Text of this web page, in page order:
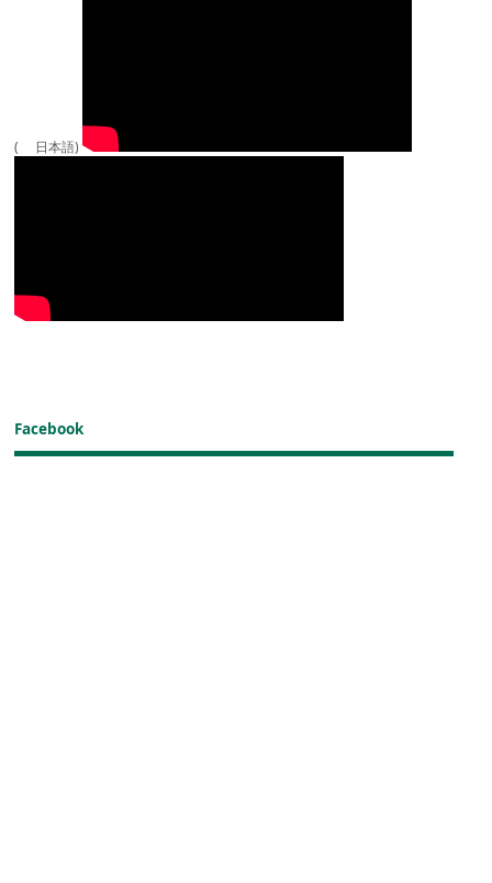
( 日本語)
Facebook